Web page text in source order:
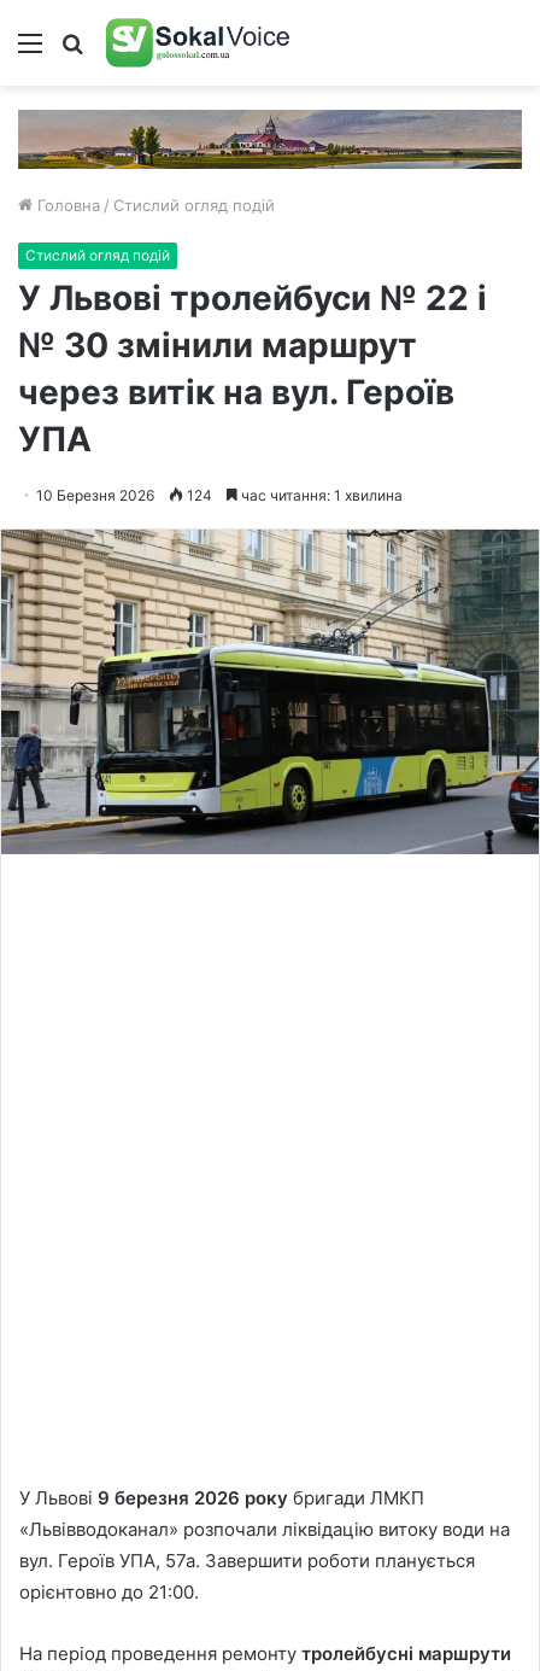
Меню Пошук
Головна / Стислий огляд подій
Стислий огляд подій
У Львові тролейбуси № 22 і
№ 30 змінили маршрут
через витік на вул. Героїв
УПА
10 Березня 2026 124 час читання: 1 хвилина
У Львові 9 березня 2026 року бригади ЛМКП
«Львівводоканал» розпочали ліквідацію витоку води на
вул. Героїв УПА, 57а. Завершити роботи планується
орієнтовно до 21:00.
На період проведення ремонту тролейбусні маршрути